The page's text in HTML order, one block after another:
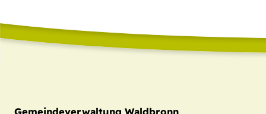
Gemeindeverwaltung Waldbronn